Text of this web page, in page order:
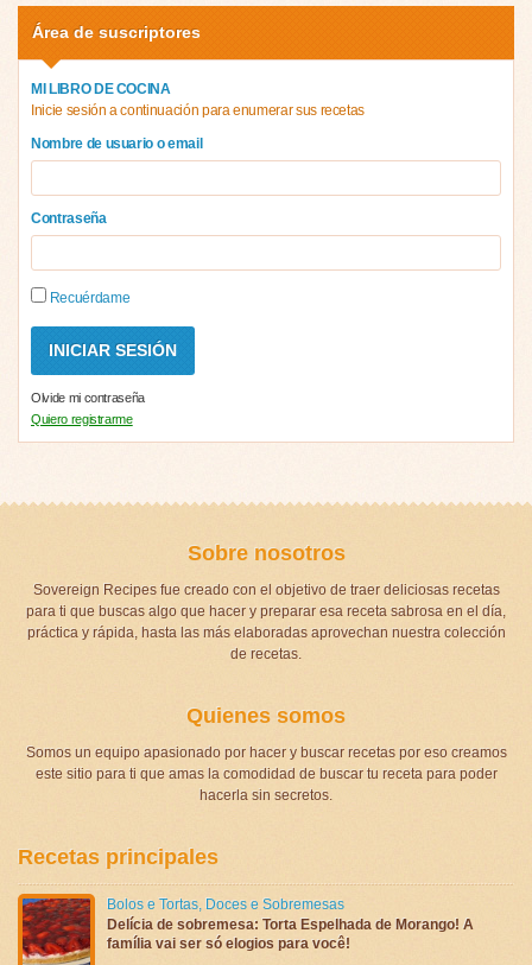
Área de suscriptores
MI LIBRO DE COCINA
Inicie sesión a continuación para enumerar sus recetas
Nombre de usuario o email
Contraseña
Recuérdame
Olvide mi contraseña
Quiero registrarme
Sobre nosotros
Sovereign Recipes fue creado con el objetivo de traer deliciosas recetas
para ti que buscas algo que hacer y preparar esa receta sabrosa en el día,
práctica y rápida, hasta las más elaboradas aprovechan nuestra colección
de recetas.
Quienes somos
Somos un equipo apasionado por hacer y buscar recetas por eso creamos
este sitio para ti que amas la comodidad de buscar tu receta para poder
hacerla sin secretos.
Recetas principales
Bolos e Tortas, Doces e Sobremesas
Delícia de sobremesa: Torta Espelhada de Morango! A
família vai ser só elogios para você!